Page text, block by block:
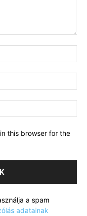
this browser for the
a spam
adatainak